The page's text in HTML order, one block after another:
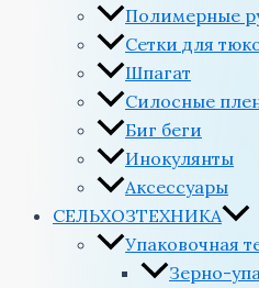
Полимерные
Сетки для
Шпагат
Силосные
Биг беги
Инокулянты
Аксессуары
СЕЛЬХОЗТЕХНИКА
Упаковочная
Зерно-